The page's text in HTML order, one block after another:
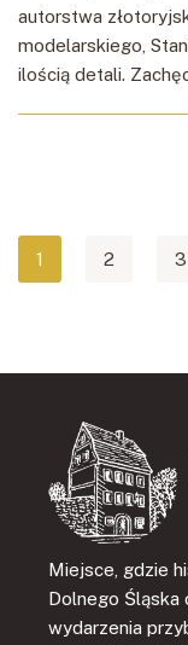
autorstwa
modelarskiego,
ilością detali.
1 2 3
Miejsce, gdzie
Dolnego Śląska
wydarzenia